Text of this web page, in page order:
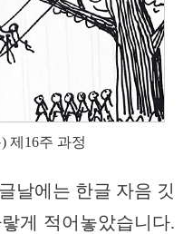
제16주 과정
날에는 한글 자음 깃
게 적어놓았습니다.